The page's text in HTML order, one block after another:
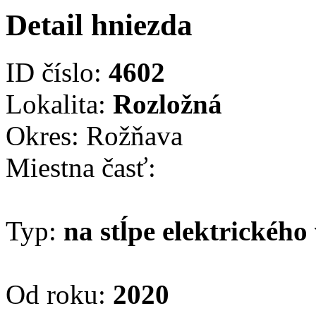
Detail hniezda
ID číslo: 4602
Lokalita: Rozložná
Okres: Rožňava
Miestna časť:
Typ: na stĺpe elektrického
Od roku: 2020